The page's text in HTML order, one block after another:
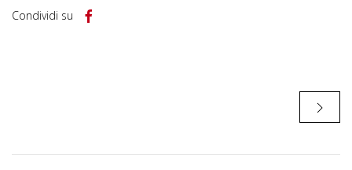
Condividi su